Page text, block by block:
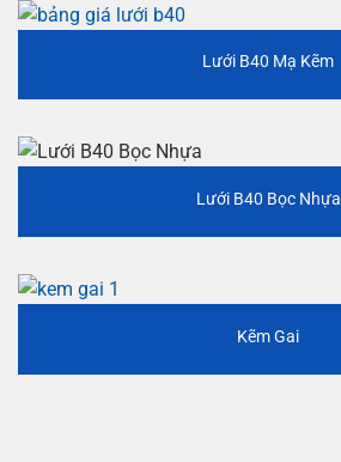
Lưới B40 Mạ Kẽm
Lưới B40 Bọc Nhựa
Kẽm Gai